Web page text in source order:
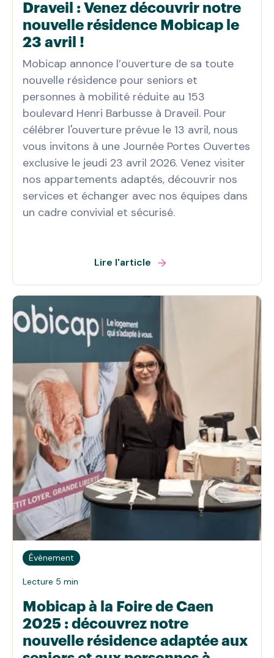
Draveil : Venez découvrir notre
nouvelle résidence Mobicap le
23 avril !
Mobicap annonce l’ouverture de sa toute
nouvelle résidence pour seniors et
personnes à mobilité réduite au 153
boulevard Henri Barbusse à Draveil. Pour
célébrer l'ouverture prévue le 13 avril, nous
vous invitons à une Journée Portes Ouvertes
exclusive le jeudi 23 avril 2026. Venez visiter
nos appartements adaptés, découvrir nos
services et échanger avec nos équipes dans
un cadre convivial et sécurisé.
Lire l'article
Évènement
Lecture 5 min
Mobicap à la Foire de Caen
2025 : découvrez notre
nouvelle résidence adaptée aux